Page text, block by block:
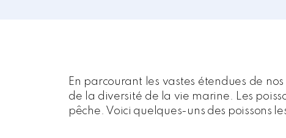
En parcourant les vastes étendues de
de la diversité de la vie marine. Les
pêche. Voici quelques-uns des poissons